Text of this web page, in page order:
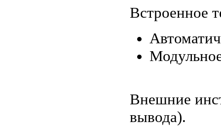
Встроенное
Внешние
вывода).